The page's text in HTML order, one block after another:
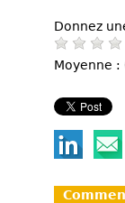
Donnez
Moyenne :